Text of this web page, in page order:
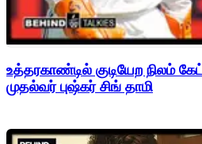
உத்தரகாண்டில் குடியேற நிலம்
முதல்வர் புஷ்கர் சிங் தாமி